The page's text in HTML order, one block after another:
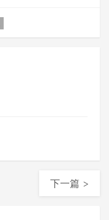
下一篇 >